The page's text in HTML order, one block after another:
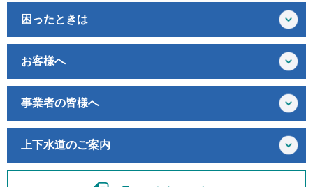
困ったときは
お客様へ
事業者の皆様へ
上下水道のご案内